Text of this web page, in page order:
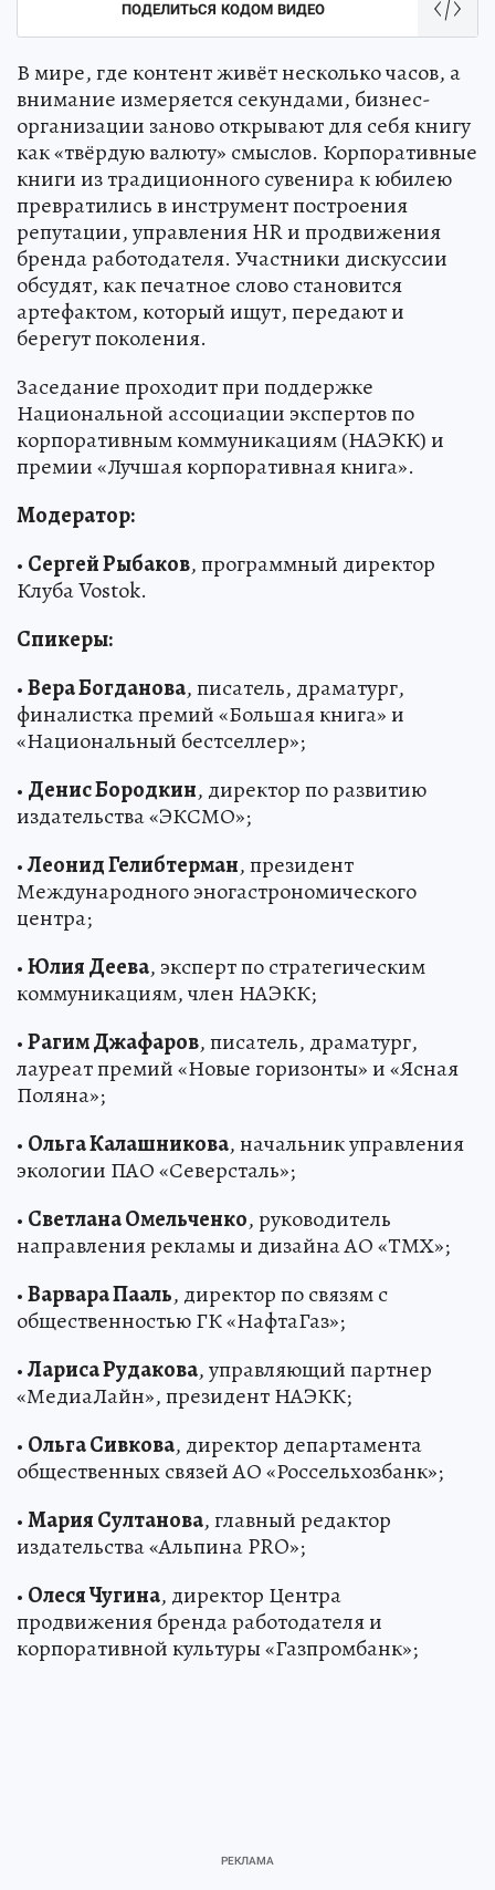
ПОДЕЛИТЬСЯ КОДОМ ВИДЕО
В мире, где контент живёт несколько часов, а
внимание измеряется секундами, бизнес-
организации заново открывают для себя книгу
как «твёрдую валюту» смыслов. Корпоративные
книги из традиционного сувенира к юбилею
превратились в инструмент построения
репутации, управления HR и продвижения
бренда работодателя. Участники дискуссии
обсудят, как печатное слово становится
артефактом, который ищут, передают и
берегут поколения.
Заседание проходит при поддержке
Национальной ассоциации экспертов по
корпоративным коммуникациям (НАЭКК) и
премии «Лучшая корпоративная книга».
Модератор:
• Сергей Рыбаков, программный директор
Клуба Vostok.
Спикеры:
•Вера Богданова, писатель, драматург,
финалистка премий «Большая книга» и
«Национальный бестселлер»;
• Денис Бородкин, директор по развитию
издательства «ЭКСМО»;
•Леонид Гелибтерман, президент
Международного эногастрономического
центра;
•Юлия Деева, эксперт по стратегическим
коммуникациям, член НАЭКК;
•Рагим Джафаров, писатель, драматург,
лауреат премий «Новые горизонты» и «Ясная
Поляна»;
• Ольга Калашникова, начальник управления
экологии ПАО «Северсталь»;
• Светлана Омельченко, руководитель
направления рекламы и дизайна АО «ТМХ»;
•Варвара Пааль, директор по связям с
общественностью ГК «НафтаГаз»;
•Лариса Рудакова, управляющий партнер
«МедиаЛайн», президент НАЭКК;
• Ольга Сивкова, директор департамента
общественных связей АО «Россельхозбанк»;
•Мария Султанова, главный редактор
издательства «Альпина PRO»;
• Олеся Чугина, директор Центра
продвижения бренда работодателя и
корпоративной культуры «Газпромбанк»;